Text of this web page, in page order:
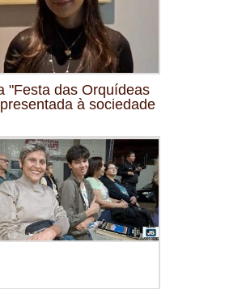
"Festa das Orquídeas
à sociedade